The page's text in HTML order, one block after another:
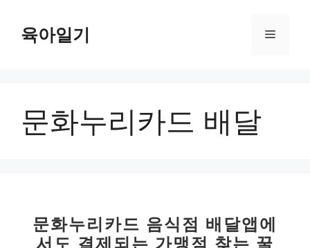
육아일기 메
문화누리카드 배달
문화누리카드 음식점 배달앱에
서도 결제되는 가맹점 찾는 꿀